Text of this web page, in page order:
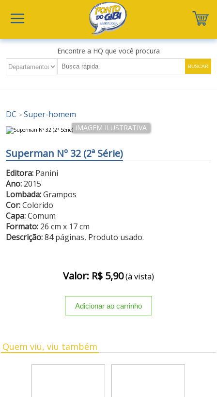
Encontre a HQ que você procura
DC >Super-homem
Superman Nº 32 (2ª Série)
Editora: Panini
Ano: 2015
Lombada:Grampos
Cor:Colorido
Capa:Comum
Formato: 26 cm x 17 cm
Descrição:84 páginas, Produto usado.
Valor: R$ 5,90(à vista)
Quem viu, viu também